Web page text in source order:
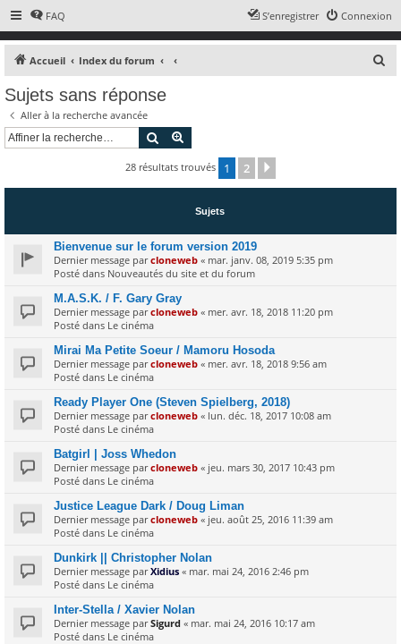
FAQ Connexion
S’enregistrer
Accueil Index du forum
c
e
Sujets sans réponse
Aller à la recherche avancée
Rechercher
28 résultats trouvés 1 2
Sujets
Bienvenue sur le forum version 2019
Dernier message parcloneweb « mar. janv. 08, 2019 5:35 pm
Posté dans Nouveautés du site et du forum
M.A.S.K. / F. Gary Gray
Dernier message parcloneweb « mer. avr. 18, 2018 11:20 pm
Posté dans Le cinéma
Mirai Ma Petite Soeur / Mamoru Hosoda
Dernier message parcloneweb « mer. avr. 18, 2018 9:56 am
Posté dans Le cinéma
Ready Player One (Steven Spielberg, 2018)
Dernier message parcloneweb « lun. déc. 18, 2017 10:08 am
Posté dans Le cinéma
Batgirl | Joss Whedon
Dernier message parcloneweb « jeu. mars 30, 2017 10:43 pm
Posté dans Le cinéma
Justice League Dark / Doug Liman
Dernier message parcloneweb « jeu. août 25, 2016 11:39 am
Posté dans Le cinéma
Dunkirk || Christopher Nolan
Dernier message parXidius « mar. mai 24, 2016 2:46 pm
Posté dans Le cinéma
Inter-Stella / Xavier Nolan
Dernier message parSigurd « mar. mai 24, 2016 10:17 am
Posté dans Le cinéma